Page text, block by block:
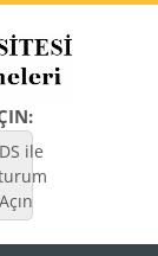
ile
Açın